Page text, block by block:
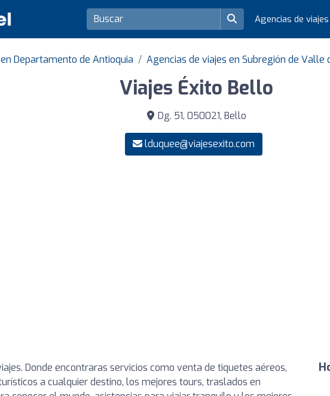
Agencias de
Departamento de Antioquia Agencias de viajes en Subregión de Valle
Viajes Éxito Bello
Dg. 51, 050021, Bello
lduquee@viajesexito.com
Donde encontraras servicios como venta de tiquetes aéreos,
a cualquier destino, los mejores tours, traslados en